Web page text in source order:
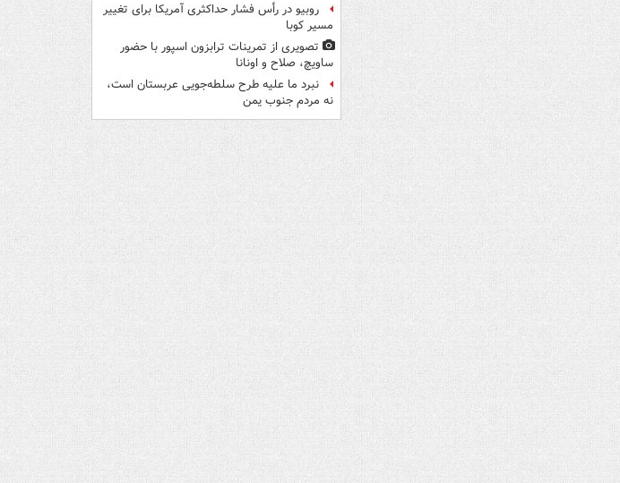
روبیو در رأس فشار حداکثری آمریکا برای تغییر
مسیر کوبا
تصویری از تمرینات ترابزون اسپور با حضور
ساویچ، صلاح و اونانا
نبرد ما علیه طرح سلطه‌جویی عربستان است،
نه مردم جنوب یمن